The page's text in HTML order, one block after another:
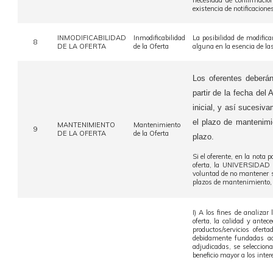
existencia de
8
INMODIFICABILIDAD
DE LA OFERTA
Inmodificabilidad
de la Oferta
La posibilidad de
alguna en la esencia de
9
MANTENIMIENTO
DE LA OFERTA
Mantenimiento
de la Oferta
Los oferentes
partir de la fecha del
inicial, y así
el plazo de
plazo.
Si el oferente, en la nota
oferta, la
voluntad de no mantener
plazos de mantenimiento,
I) A los fines de analizar
oferta, la calidad y
productos/servicios
debidamente fundadas
adjudicadas, se
beneficio mayor a los